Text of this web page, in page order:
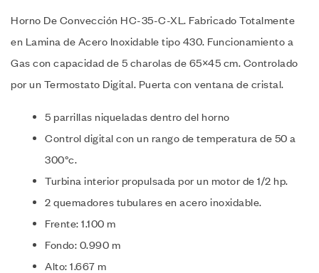
Horno De Convección HC-35-C-XL. Fabricado Totalmente
en Lamina de Acero Inoxidable tipo 430. Funcionamiento a
Gas con capacidad de 5 charolas de 65×45 cm. Controlado
por un Termostato Digital. Puerta con ventana de cristal.
5 parrillas niqueladas dentro del horno
Control digital con un rango de temperatura de 50 a
300°c.
Turbina interior propulsada por un motor de 1/2 hp.
2 quemadores tubulares en acero inoxidable.
Frente: 1.100 m
Fondo: 0.990 m
Alto: 1.667 m